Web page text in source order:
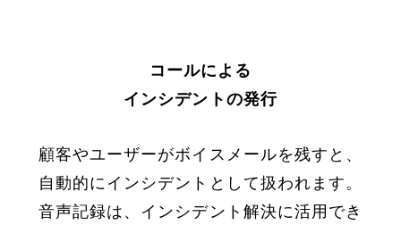
コールによる
インシデントの発行
顧客やユーザーがボイスメールを残すと、
自動的にインシデントとして扱われます。
音声記録は、インシデント解決に活用でき